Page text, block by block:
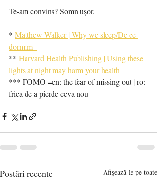
Te-am convins? Somn ușor.
* Matthew Walker | Why we sleep/De ce
dormim
** Harvard Health Publishing | Using these
lights at night may harm your health
*** FOMO =en: the fear of missing out | ro:
frica de a pierde ceva nou
Postări recente Afișează-le pe toate